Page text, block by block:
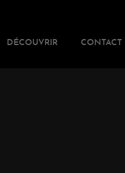
DÉCOUVRIR CONTACT